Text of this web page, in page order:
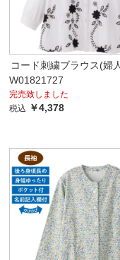
コード刺繍ブラウス(婦
W01821727
完売致しました
税込 ￥4,378